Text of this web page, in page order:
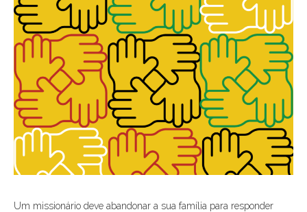
Um missionário deve abandonar a sua família para responder